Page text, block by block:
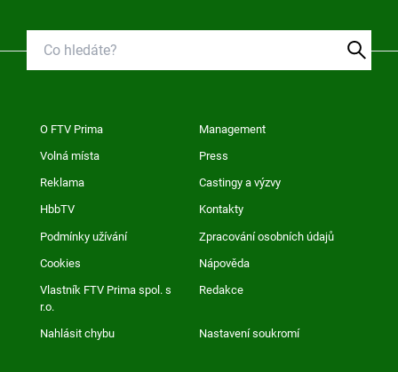
O FTV Prima Management
Volná místa Press
Reklama Castingy a výzvy
HbbTV Kontakty
Podmínky užívání Zpracování osobních údajů
Cookies Nápověda
Vlastník FTV Prima spol. s
r.o.
Redakce
Nahlásit chybu Nastavení soukromí